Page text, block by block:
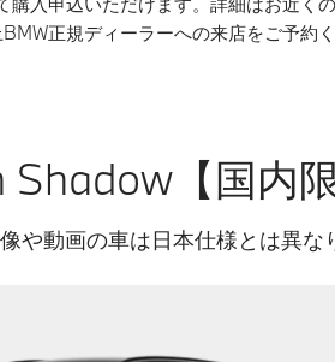
正規ディーラーへの来店をご予
【国内
や動画の車は日本仕様とは異